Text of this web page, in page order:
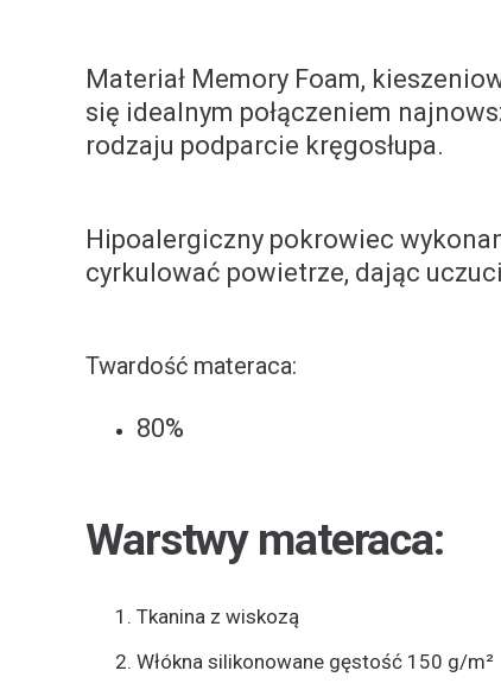
Materiał Memory Foam,
się idealnym połączeniem
rodzaju podparcie kręgosłupa.
Hipoalergiczny pokrowiec
cyrkulować powietrze, dając
Twardość materaca:
80%
Warstwy materaca:
Tkanina z wiskozą
Włókna silikonowane gęstość 150 g/m²